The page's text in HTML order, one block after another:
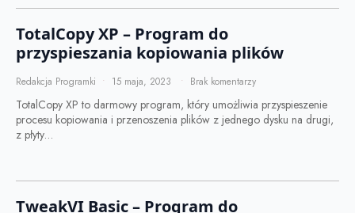
TotalCopy XP – Program do
przyspieszania kopiowania plików
Redakcja Programki 15 maja, 2023 Brak komentarzy
TotalCopy XP to darmowy program, który umożliwia przyspieszenie
procesu kopiowania i przenoszenia plików z jednego dysku na drugi,
z płyty…
TweakVI Basic – Program do